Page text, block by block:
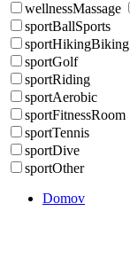
wellnessMassage
sportBallSports
sportHikingBiking
sportGolf
sportRiding
sportAerobic
sportFitnessRoom
sportTennis
sportDive
sportOther
Domov